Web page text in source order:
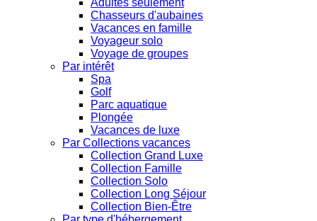
Adultes seulement
Chasseurs d'aubaines
Vacances en famille
Voyageur solo
Voyage de groupes
Par intérêt
Spa
Golf
Parc aquatique
Plongée
Vacances de luxe
Par Collections vacances
Collection Grand Luxe
Collection Famille
Collection Solo
Collection Long Séjour
Collection Bien-Être